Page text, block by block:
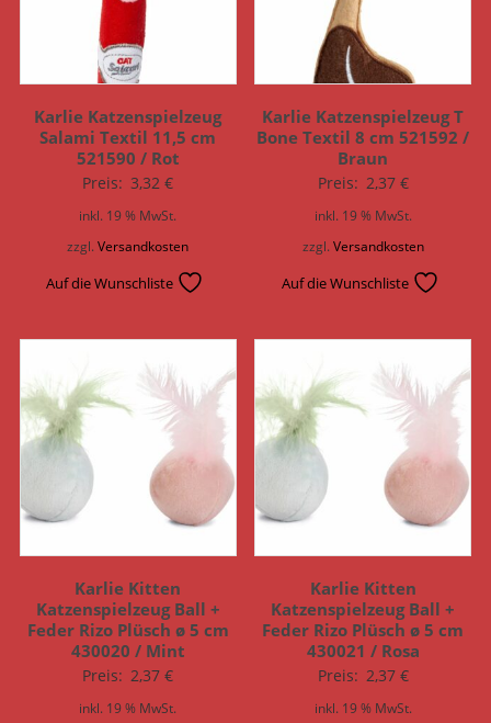
Karlie Katzenspielzeug
Salami Textil 11,5 cm
521590 / Rot
Preis: 3,32€
inkl. 19 % MwSt.
zzgl.Versandkosten
Auf die Wunschliste
Karlie Katzenspielzeug T
Bone Textil 8 cm 521592 /
Braun
Preis: 2,37 €
inkl. 19 % MwSt.
zzgl. Versandkosten
Auf die Wunschliste
Karlie Kitten
Katzenspielzeug Ball +
Feder Rizo Plüsch ø 5 cm
430020 / Mint
Preis: 2,37€
inkl. 19 % MwSt.
Karlie Kitten
Katzenspielzeug Ball +
Feder Rizo Plüsch ø 5 cm
430021 / Rosa
Preis: 2,37 €
inkl. 19 % MwSt.